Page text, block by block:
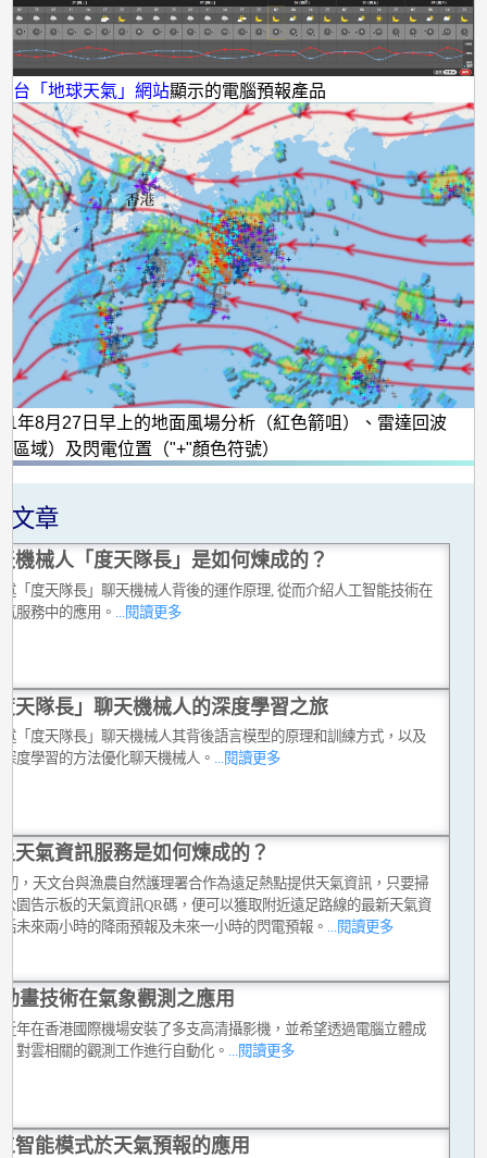
台「地球天氣」網站顯示的電腦預報產品
年8月27日早上的地面風場分析（紅色箭咀）、雷達回波
區域）及閃電位置（"+"顏色符號）
文章
機械人「度天隊長」是如何煉成的？
「度天隊長」聊天機械人背後的運作原理, 從而介紹人工智能技術在
服務中的應用。
...閱讀更多
天隊長」聊天機械人的深度學習之旅
「度天隊長」聊天機械人其背後語言模型的原理和訓練方式，以及
度學習的方法優化聊天機械人。 ...閱讀更多
天氣資訊服務是如何煉成的？
初，天文台與漁農自然護理署合作為遠足熱點提供天氣資訊，只要掃
園告示板的天氣資訊QR碼，便可以獲取附近遠足路線的最新天氣資
未來兩小時的降雨預報及未來一小時的閃電預報。
...閱讀更多
畫技術在氣象觀測之應用
年在香港國際機場安裝了多支高清攝影機，並希望透過電腦立體成
對雲相關的觀測工作進行自動化。 ...閱讀更多
智能模式於天氣預報的應用